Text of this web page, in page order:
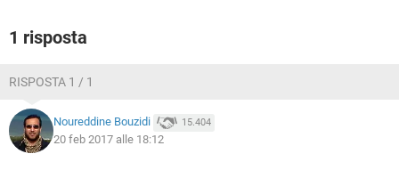
1 risposta
RISPOSTA 1 / 1
Noureddine Bouzidi 15.404
20 feb 2017 alle 18:12